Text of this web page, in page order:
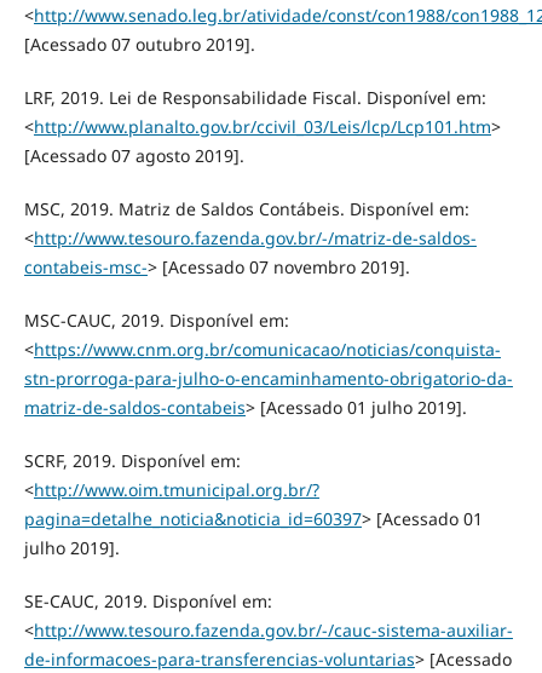
<http://www.senado.leg.br/atividade/const/con1988/
[Acessado 07 outubro 2019].
LRF, 2019. Lei de Responsabilidade Fiscal. Disponível em:
<http://www.planalto.gov.br/ccivil_03/Leis/lcp/Lcp101.htm>
[Acessado 07 agosto 2019].
MSC, 2019. Matriz de Saldos Contábeis. Disponível em:
<http://www.tesouro.fazenda.gov.br/-/matriz-de-saldos-
contabeis-msc-> [Acessado 07 novembro 2019].
MSC-CAUC, 2019. Disponível em:
<https://www.cnm.org.br/comunicacao/noticias/conquista-
stn-prorroga-para-julho-o-encaminhamento-obrigatorio-da-
matriz-de-saldos-contabeis> [Acessado 01 julho 2019].
SCRF, 2019. Disponível em:
<http://www.oim.tmunicipal.org.br/?
pagina=detalhe_noticia&noticia_id=60397> [Acessado 01
julho 2019].
SE-CAUC, 2019. Disponível em:
<http://www.tesouro.fazenda.gov.br/-/cauc-sistema-auxiliar-
de-informacoes-para-transferencias-voluntarias> [Acessado